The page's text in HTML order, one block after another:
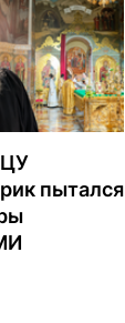
пытался